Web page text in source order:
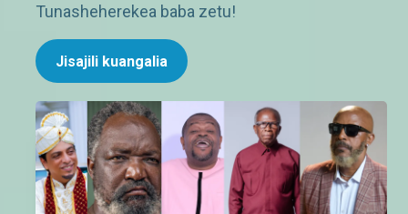
Tunasheherekea baba zetu!
Jisajili kuangalia